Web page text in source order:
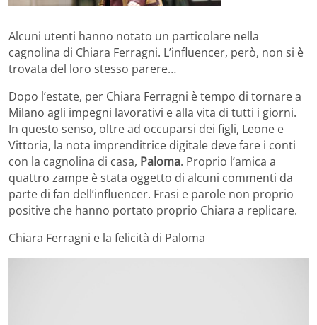
Alcuni utenti hanno notato un particolare nella
cagnolina di Chiara Ferragni. L’influencer, però, non si è
trovata del loro stesso parere…
Dopo l’estate, per Chiara Ferragni è tempo di tornare a
Milano agli impegni lavorativi e alla vita di tutti i giorni.
In questo senso, oltre ad occuparsi dei figli, Leone e
Vittoria, la nota imprenditrice digitale deve fare i conti
con la cagnolina di casa, Paloma. Proprio l’amica a
quattro zampe è stata oggetto di alcuni commenti da
parte di fan dell’influencer. Frasi e parole non proprio
positive che hanno portato proprio Chiara a replicare.
Chiara Ferragni e la felicità di Paloma